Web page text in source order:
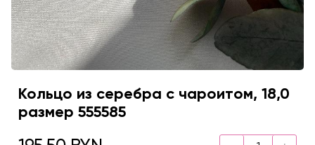
Кольцо из серебра с чароитом, 18,0
размер 555585